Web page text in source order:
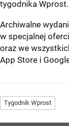
tygodnika Wprost.
Archiwalne
w specjalnej
oraz we
App Store i
Tygodnik Wprost